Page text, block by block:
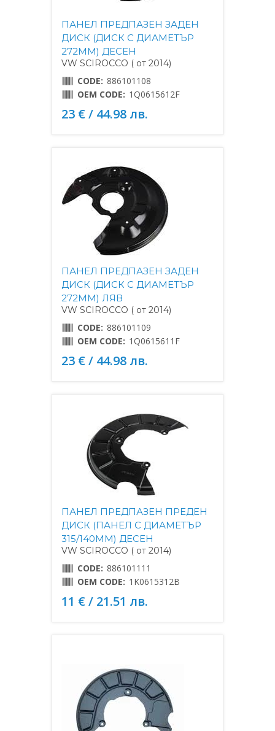
ПАНЕЛ ПРЕДПАЗЕН ЗАДЕН
ДИСК (ДИСК С ДИАМЕТЪР
272MM) ДЕСЕН
VW SCIROCCO ( от 2014)
CODE: 886101108
OEM CODE: 1Q0615612F
23 € / 44.98 лв.
ПАНЕЛ ПРЕДПАЗЕН ЗАДЕН
ДИСК (ДИСК С ДИАМЕТЪР
272MM) ЛЯВ
VW SCIROCCO ( от 2014)
CODE: 886101109
OEM CODE: 1Q0615611F
23 € / 44.98 лв.
ПАНЕЛ ПРЕДПАЗЕН ПРЕДЕН
ДИСК (ПАНЕЛ С ДИАМЕТЪР
315/140MM) ДЕСЕН
VW SCIROCCO ( от 2014)
CODE: 886101111
OEM CODE: 1K0615312B
11 € / 21.51 лв.